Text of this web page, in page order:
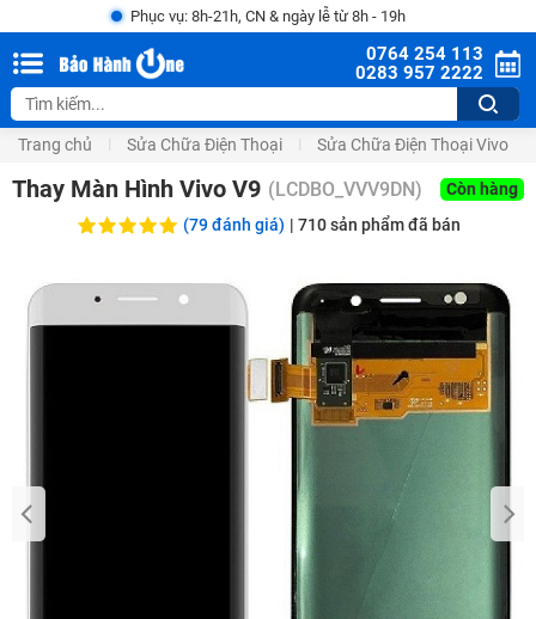
Phục vụ: 8h-21h, CN & ngày lễ từ 8h - 19h
0764 254 113
0283 957 2222
Trang chủ Sửa Chữa Điện Thoại Sửa Chữa Điện Thoại Vivo
Thay Màn Hình Vivo V9 (LCDBO_VVV9DN)
Còn hàng
(79 đánh giá) | 710sản phẩm đã bán